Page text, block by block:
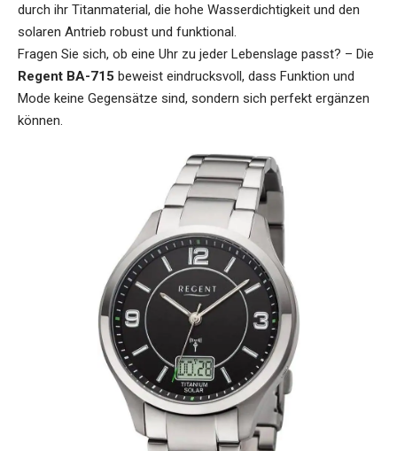
durch ihr Titanmaterial, die hohe Wasserdichtigkeit und den
solaren Antrieb robust und funktional.
Fragen Sie sich, ob eine Uhr zu jeder Lebenslage passt? – Die
Regent BA-715 beweist eindrucksvoll, dass Funktion und
Mode keine Gegensätze sind, sondern sich perfekt ergänzen
können.